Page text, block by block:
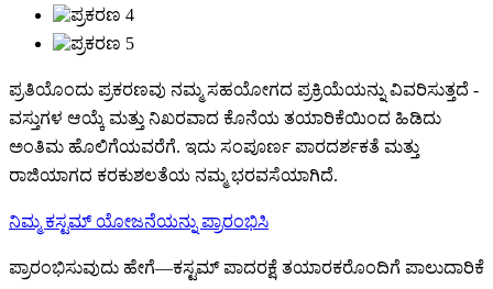
ಪ್ರತಿಯೊಂದು ಪ್ರಕರಣವು ನಮ್ಮ ಸಹಯೋಗದ ಪ್ರಕ್ರಿಯೆಯನ್ನು ವಿವರಿಸುತ್ತದೆ -
ವಸ್ತುಗಳ ಆಯ್ಕೆ ಮತ್ತು ನಿಖರವಾದ ಕೊನೆಯ ತಯಾರಿಕೆಯಿಂದ ಹಿಡಿದು
ಅಂತಿಮ ಹೊಲಿಗೆಯವರೆಗೆ. ಇದು ಸಂಪೂರ್ಣ ಪಾರದರ್ಶಕತೆ ಮತ್ತು
ರಾಜಿಯಾಗದ ಕರಕುಶಲತೆಯ ನಮ್ಮ ಭರವಸೆಯಾಗಿದೆ.
ನಿಮ್ಮ ಕಸ್ಟಮ್ ಯೋಜನೆಯನ್ನು ಪ್ರಾರಂಭಿಸಿ
ಪ್ರಾರಂಭಿಸುವುದು ಹೇಗೆ—ಕಸ್ಟಮ್ ಪಾದರಕ್ಷೆ ತಯಾರಕರೊಂದಿಗೆ ಪಾಲುದಾರಿಕೆ